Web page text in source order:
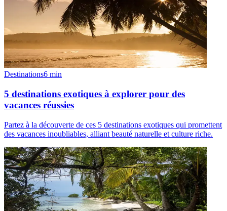
Destinations6 min
5 destinations exotiques à explorer pour des
vacances réussies
Partez à la découverte de ces 5 destinations exotiques qui promettent
des vacances inoubliables, alliant beauté naturelle et culture riche.